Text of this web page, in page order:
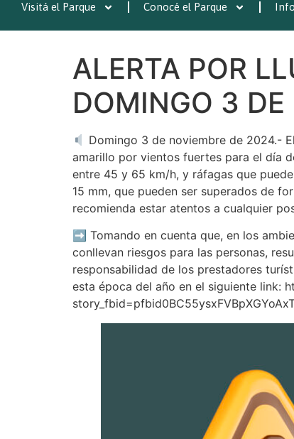
Visitá el Parque Conocé el Parque
ALERTA POR
DOMINGO 3 DE
Domingo 3 de noviembre de 2024.-
amarillo por vientos fuertes para el día
entre 45 y 65 km/h, y ráfagas que
15 mm, que pueden ser superados de
recomienda estar atentos a cualquier
➡ Tomando en cuenta que, en los
conllevan riesgos para las personas,
responsabilidad de los prestadores
esta época del año en el siguiente link: